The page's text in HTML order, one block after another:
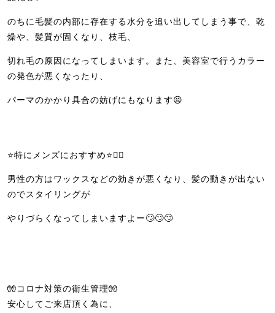
のちに毛髪の内部に存在する水分を追い出してしまう事で、乾
燥や、髪質が固くなり、枝毛、
切れ毛の原因になってしまいます。また、美容室で行うカラー
の発色が悪くなったり、
パーマのかかり具合の妨げにもなります😫
⭐️特にメンズにおすすめ⭐️🙆‍♀️
男性の方はワックスなどの効きが悪くなり、髪の動きが出ない
のでスタイリングが
やりづらくなってしまいますよー🙄🙄🙄
🧤コロナ対策の衛生管理🧤
安心してご来店頂く為に、